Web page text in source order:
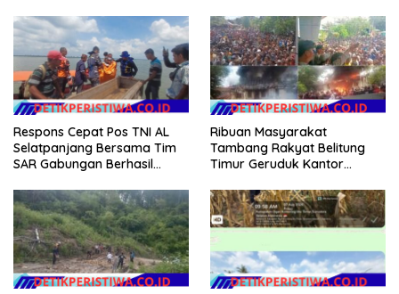
Respons Cepat Pos TNI AL
Selatpanjang Bersama Tim
SAR Gabungan Berhasil
Kapal Karam di Perairan
Mengkikip Kepulauan Meranti
Ribuan Masyarakat
Tambang Rakyat Belitung
Timur Geruduk Kantor
Membakarnya